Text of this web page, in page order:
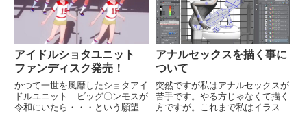
アイドルショタユニット
ファンディスク発売！
かつて一世を風靡したショタアイ
ドルユニット ビッグ〇ンモスが
令和にいたら・・・という願望を
アナルセックスを描く事に
ついて
突然ですが私はアナルセックスが
苦手です。やる方じゃなくて描く
方ですが。これまで私はイラスト